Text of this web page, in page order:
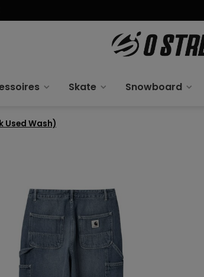
Skate Snowboard
Used Wash)